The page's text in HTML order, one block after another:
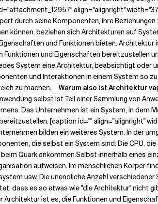
align="alignright"
durch seine Komponenten, ihre
können, beziehen sich Architekturen auf
und Funktionen bieten.
und Eigenschaften bereitzustellen
System eine Architektur, beabsichtigt oder
und Interaktionen in einem System so
zu machen. Warum also ist Architektur
selbst ist Teil einer Sammlung von
Das Unternehmen ist ein System, in dem
[caption id="" align="alignright"
bilden ein weiteres System. In der
die selbst ein System sind: Die CPU,
Quark ankommen.Selbst innerhalb eines
aufweisen. Im menschlichen Körper
usw. Die unendliche Anzahl
dass es so etwas wie "die Architektur" nicht
Architektur ist es, die Funktionen und